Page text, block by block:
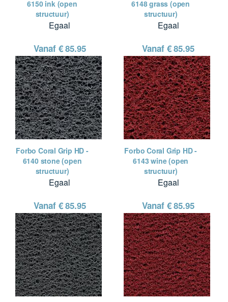
6150 ink (open
structuur)
Egaal
Vanaf €85.95
6148 grass (open
structuur)
Egaal
Vanaf €85.95
Forbo Coral Grip HD -
6140 stone (open
structuur)
Egaal
Vanaf €85.95
Forbo Coral Grip HD -
6143 wine (open
structuur)
Egaal
Vanaf €85.95